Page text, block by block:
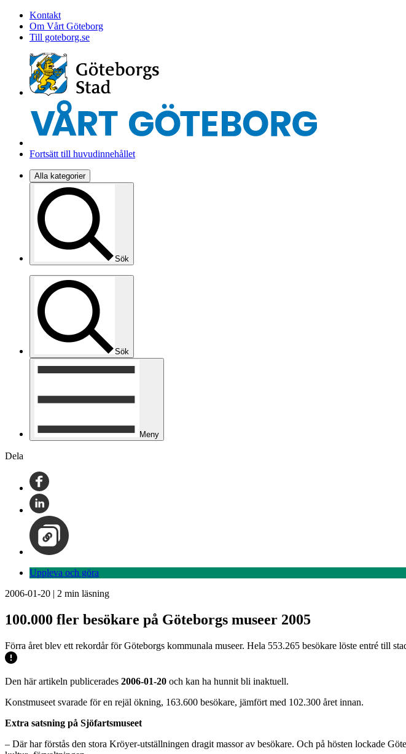
Kontakt
Om Vårt Göteborg
Till goteborg.se
Fortsätt till huvudinnehållet
Alla kategorier
Sök
Sök
Meny
Dela
Uppleva och göra
2006-01-20 | 2 min läsning
100.000 fler besökare på Göteborgs museer 2005
Förra året blev ett rekordår för Göteborgs kommunala museer. Hela 553.265 besökare löste entré till
Den här artikeln publicerades 2006-01-20 och kan ha hunnit bli inaktuell.
Konstmuseet svarade för en rejäl ökning, 163.600 besökare, jämfört med 102.300 året innan.
Extra satsning på Sjöfartsmuseet
– Där har förstås den stora Kröyer-utställningen dragit massor av besökare. Och på hösten lockade